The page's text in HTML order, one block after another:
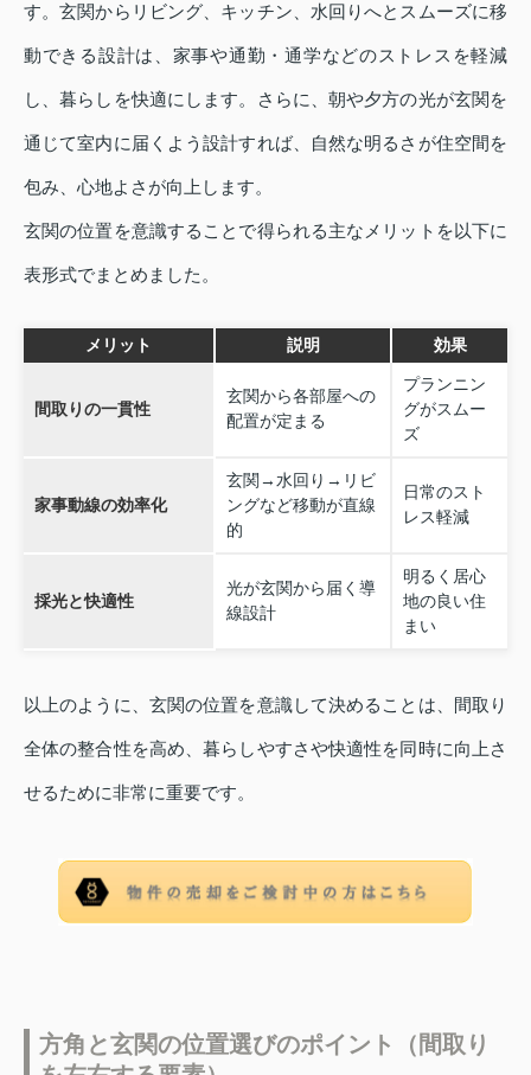
す。玄関からリビング、キッチン、水回りへとスムーズに移
動できる設計は、家事や通勤・通学などのストレスを軽減
し、暮らしを快適にします。さらに、朝や夕方の光が玄関を
通じて室内に届くよう設計すれば、自然な明るさが住空間を
包み、心地よさが向上します。
玄関の位置を意識することで得られる主なメリットを以下に
表形式でまとめました。
メリット 説明 効果
間取りの一貫性
玄関から各部屋への
配置が定まる
プランニン
グがスムー
ズ
家事動線の効率化
玄関→水回り→リビ
ングなど移動が直線
的
日常のスト
レス軽減
採光と快適性
光が玄関から届く導
線設計
明るく居心
地の良い住
まい
以上のように、玄関の位置を意識して決めることは、間取り
全体の整合性を高め、暮らしやすさや快適性を同時に向上さ
せるために非常に重要です。
方角と玄関の位置選びのポイント（間取り